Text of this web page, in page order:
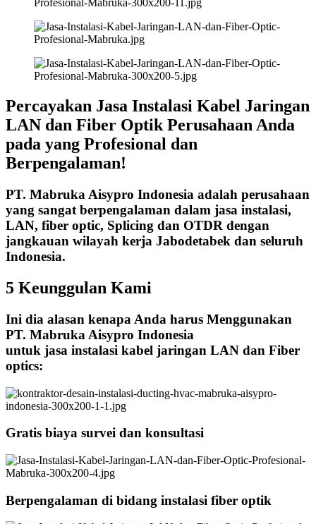
Percayakan Jasa Instalasi Kabel Jaringan
LAN dan Fiber Optik Perusahaan Anda
pada yang Profesional dan
Berpengalaman!
PT. Mabruka Aisypro Indonesia adalah perusahaan
yang sangat berpengalaman dalam jasa instalasi,
LAN, fiber optic, Splicing dan OTDR dengan
jangkauan wilayah kerja Jabodetabek dan seluruh
Indonesia.
5 Keunggulan Kami
Ini dia alasan kenapa Anda harus Menggunakan
PT. Mabruka Aisypro Indonesia
untuk jasa instalasi kabel jaringan LAN dan Fiber
optics:
Gratis biaya survei dan konsultasi
Berpengalaman di bidang instalasi fiber optik